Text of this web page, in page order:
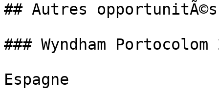
## Autres opportunitÃ©s
### Wyndham
Espagne